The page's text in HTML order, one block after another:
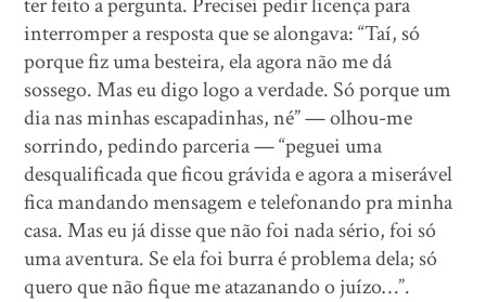
interromper a resposta que se alongava: “Taí, só
porque fiz uma besteira, ela agora não me dá
sossego. Mas eu digo logo a verdade. Só porque um
dia nas minhas escapadinhas, né” — olhou-me
sorrindo, pedindo parceria — “peguei uma
desqualificada que ficou grávida e agora a miserável
fica mandando mensagem e telefonando pra minha
casa. Mas eu já disse que não foi nada sério, foi só
uma aventura. Se ela foi burra é problema dela; só
quero que não fique me atazanando o juízo…”.